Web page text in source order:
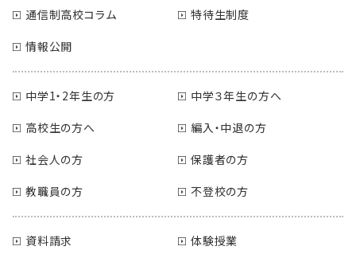
通信制高校コラム
特待生制度
情報公開
中学1・2年生の方
中学３年生の方へ
高校生の方へ
編入・中退の方
社会人の方
保護者の方
教職員の方
不登校の方
資料請求
体験授業